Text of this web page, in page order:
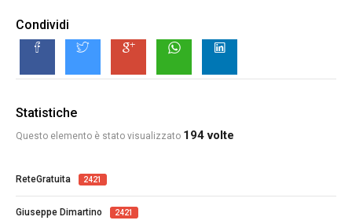
Condividi
Statistiche
Questo elemento è stato visualizzato 194 volte
ReteGratuita 2421
Giuseppe Dimartino 2421